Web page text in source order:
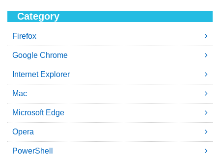
Category
Firefox
Google Chrome
Internet Explorer
Mac
Microsoft Edge
Opera
PowerShell